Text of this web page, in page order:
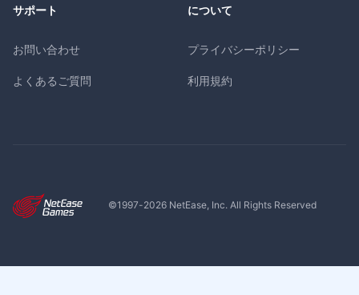
サポート
お問い合わせ
よくあるご質問
について
プライバシーポリシー
利用規約
©1997-2026NetEase, Inc. All Rights Reserved